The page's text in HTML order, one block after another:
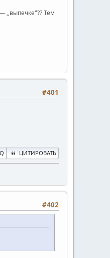
,,выпечке"?? Тем
#401
ЦИТИРОВАТЬ
#402